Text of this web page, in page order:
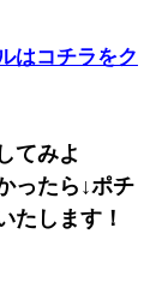
はコチラをク
てみよ
ったら↓ポチ
たします！